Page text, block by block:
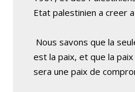
Etat palestinien a creer
Nous savons que la
est la paix, et que la paix
sera une paix de